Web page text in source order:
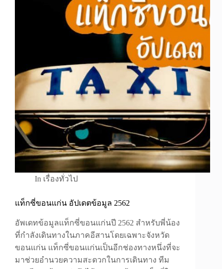
In เรื่องทั่วไป
แท็กซี่ขอนแก่น อัปเดตข้อมูล 2562
อัพเดทข้อมูลแท็กซี่ขอนแก่นปี 2562 สำหรับพี่น้อง
ที่กำลังเดินทางในภาคอีสานโดยเฉพาะจังหวัด
ขอนแก่น แท็กซี่ขอนแก่นเป็นอีกช่องทางหนึ่งที่จะ
มาช่วยอำนวยความสะดวกในการเดินทาง ทีม